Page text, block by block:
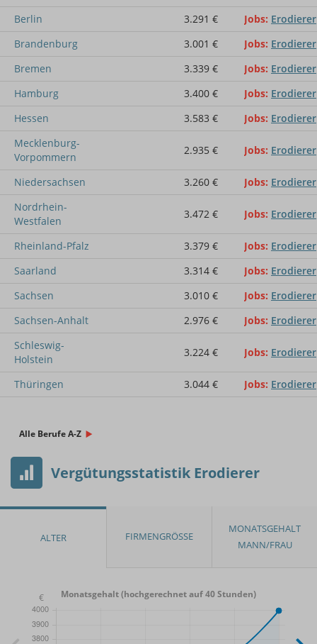
Berlin
3.291 € Jobs Erodierer
Brandenburg
3.001 € Jobs Erodierer
Bremen
3.339 € Jobs Erodierer
Hamburg
3.400 € Jobs Erodierer
Hessen
3.583 € Jobs Erodierer
Mecklenburg-
Vorpommern
2.935 € Jobs Erodierer
Niedersachsen 3.260 € Jobs Erodierer
Nordrhein-
Westfalen
3.472 € Jobs Erodierer
Rheinland-Pfalz 3.379 € Jobs Erodierer
Saarland
3.314 € Jobs Erodierer
Sachsen
3.010 € Jobs Erodierer
Sachsen-Anhalt
2.976 € Jobs Erodierer
Schleswig-
Holstein
3.224 € Jobs Erodierer
Thüringen 3.044 € Jobs Erodierer
Alle Berufe A-Z
Vergütungsstatistik Erodierer
Monatsgehalt (hochgerechnet auf 40 Stunden)